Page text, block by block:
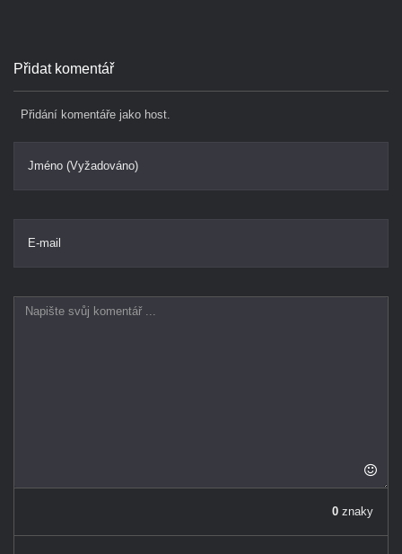
Přidat komentář
Přidání komentáře jako host.
Jméno (Vyžadováno)
E-mail
0 znaky